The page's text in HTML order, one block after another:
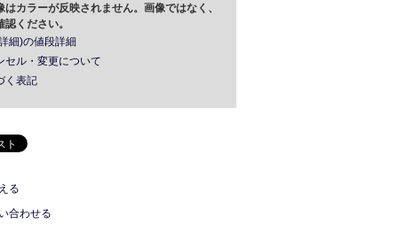
カラーが反映されません。画像ではなく、
ください。
細)の値段詳細
セル・変更について
く表記
る
合わせる